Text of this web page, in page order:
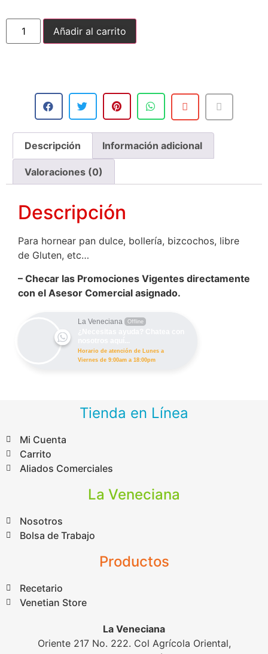
Añadir al carrito
Descripción Información adicional
Valoraciones (0)
Descripción
Para hornear pan dulce, bollería, bizcochos, libre
de Gluten, etc…
– Checar las Promociones Vigentes directamente
con el Asesor Comercial asignado.
La Veneciana Offline
Horario de atención de Lunes a
Viernes de 9:00am a 18:00pm
Tienda en Línea
Mi Cuenta
Carrito
Aliados Comerciales
La Veneciana
Nosotros
Bolsa de Trabajo
Productos
Recetario
Venetian Store
La Veneciana
Oriente 217 No. 222. Col Agrícola Oriental,